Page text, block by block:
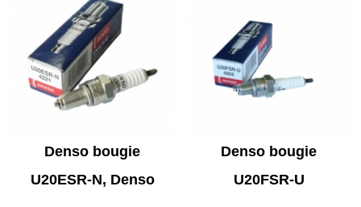
Denso bougie
U20ESR-N, Denso
Denso bougie
U20FSR-U